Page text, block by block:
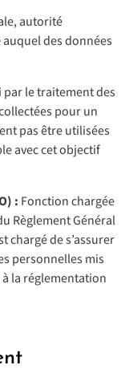
autorité
des données
le traitement des
pour un
pas être utilisées
avec cet objectif
: Fonction chargée
Règlement Général
chargé de s’assurer
personnelles mis
la réglementation